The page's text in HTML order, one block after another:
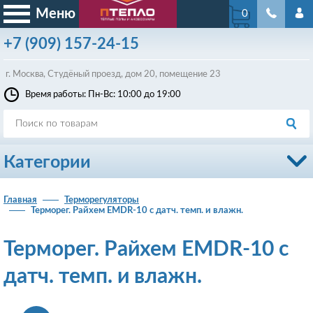
Меню
+7 (909) 157-24-15
г. Москва, Студёный проезд, дом 20, помещение 23
0
Время работы: Пн-Вс: 10:00 до 19:00
Категории
Главная
Терморегуляторы
Терморег. Райхем EMDR-10 с датч. темп. и влажн.
Терморег. Райхем EMDR-10 с
датч. темп. и влажн.